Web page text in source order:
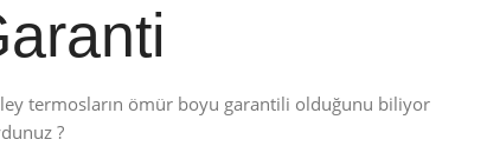
termosların ömür boyu garantili olduğunu biliyor
?